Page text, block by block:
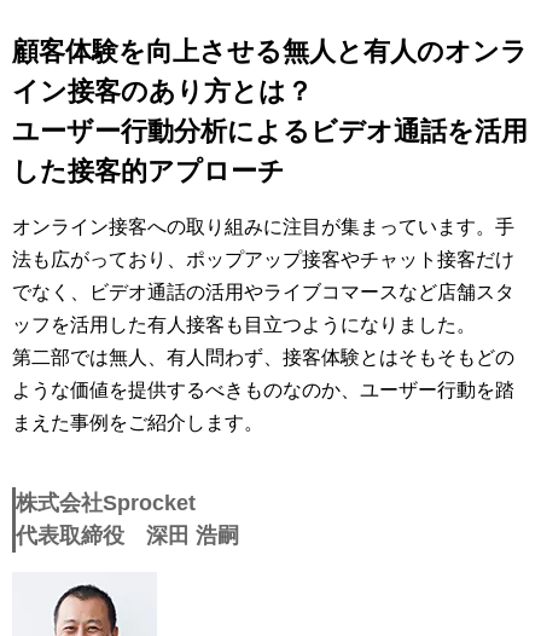
顧客体験を向上させる無人と有人のオンラ
イン接客のあり方とは？
ユーザー行動分析によるビデオ通話を活用
した接客的アプローチ
オンライン接客への取り組みに注目が集まっています。手
法も広がっており、ポップアップ接客やチャット接客だけ
でなく、ビデオ通話の活用やライブコマースなど店舗スタ
ッフを活用した有人接客も目立つようになりました。
第二部では無人、有人問わず、接客体験とはそもそもどの
ような価値を提供するべきものなのか、ユーザー行動を踏
まえた事例をご紹介します。
株式会社Sprocket
代表取締役 深田 浩嗣